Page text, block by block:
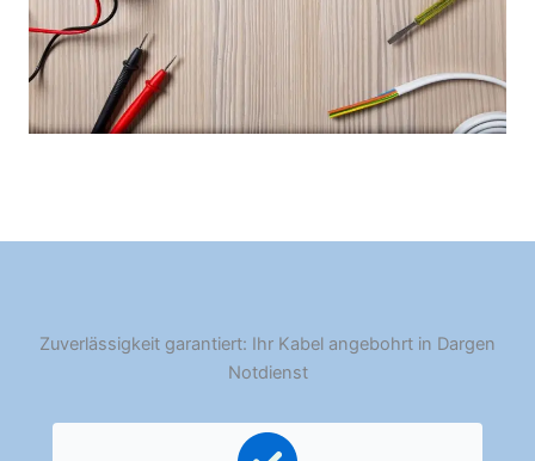
Zuverlässigkeit garantiert: Ihr Kabel angebohrt in Dargen
Notdienst